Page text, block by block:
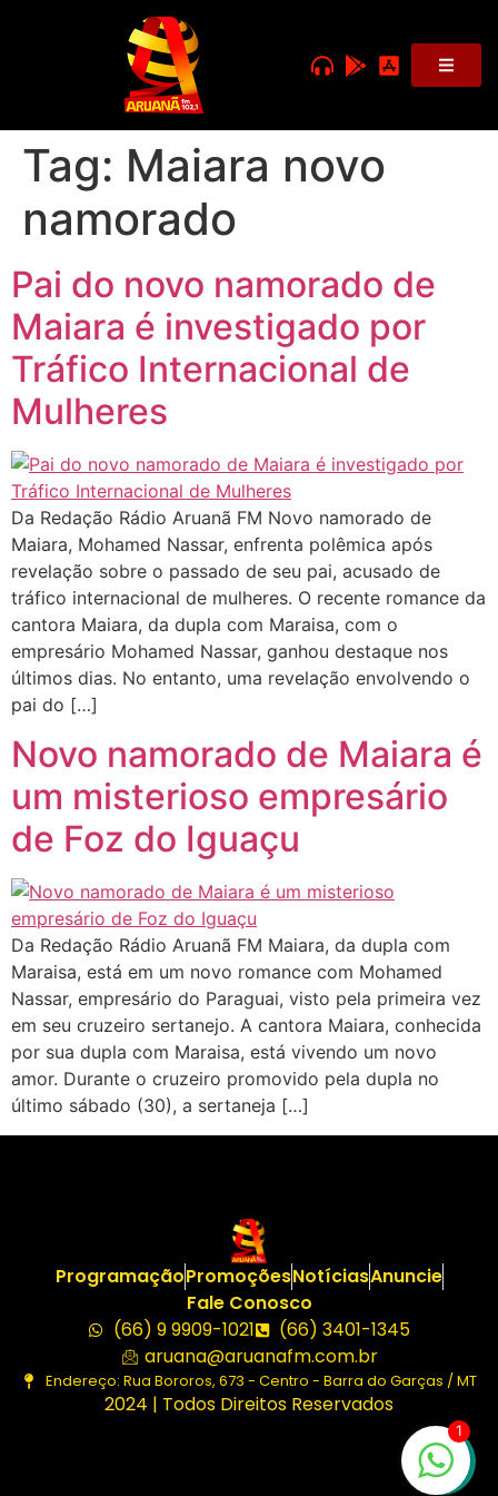
Tag: Maiara novo
namorado
Pai do novo namorado de
Maiara é investigado por
Tráfico Internacional de
Mulheres
Da Redação Rádio Aruanã FM Novo namorado de
Maiara, Mohamed Nassar, enfrenta polêmica após
revelação sobre o passado de seu pai, acusado de
tráfico internacional de mulheres. O recente romance da
cantora Maiara, da dupla com Maraisa, com o
empresário Mohamed Nassar, ganhou destaque nos
últimos dias. No entanto, uma revelação envolvendo o
pai do […]
Novo namorado de Maiara é
um misterioso empresário
de Foz do Iguaçu
Da Redação Rádio Aruanã FM Maiara, da dupla com
Maraisa, está em um novo romance com Mohamed
Nassar, empresário do Paraguai, visto pela primeira vez
em seu cruzeiro sertanejo. A cantora Maiara, conhecida
por sua dupla com Maraisa, está vivendo um novo
amor. Durante o cruzeiro promovido pela dupla no
último sábado (30), a sertaneja […]
ProgramaçãoPromoçõesNotíciasAnuncie
Fale Conosco
(66) 9 9909-1021
(66) 3401-1345
aruana@aruanafm.com.br
Endereço: Rua Bororos, 673 - Centro - Barra do Garças / MT
2024 | Todos Direitos Reservados
1